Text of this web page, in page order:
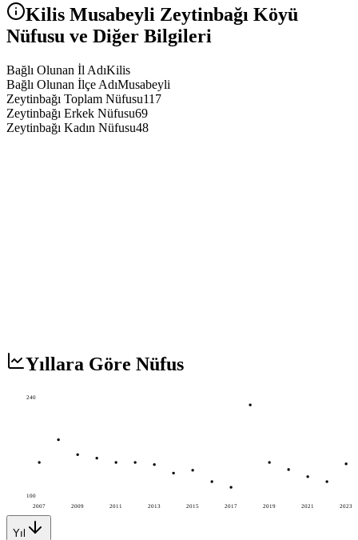
Kilis Musabeyli Zeytinbağı Köyü
Nüfusu ve Diğer Bilgileri
Bağlı Olunan İl AdıKilis
Bağlı Olunan İlçe AdıMusabeyli
Zeytinbağı Toplam Nüfusu117
Zeytinbağı Erkek Nüfusu69
Zeytinbağı Kadın Nüfusu48
Yıllara Göre Nüfus
2007 2009 2011 2013 2015 2017 2019 2021 2023
240
100
Yıl